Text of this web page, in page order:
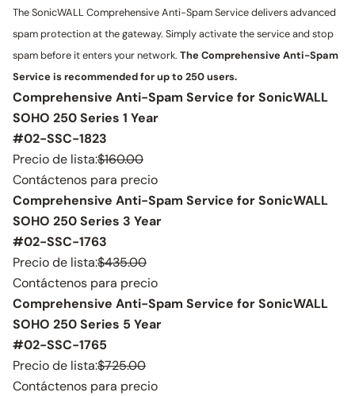
The SonicWALL Comprehensive Anti-Spam Service delivers advanced
spam protection at the gateway. Simply activate the service and stop
spam before it enters your network. The Comprehensive Anti-Spam
Service is recommended for up to 250 users.
Comprehensive Anti-Spam Service for SonicWALL
SOHO 250 Series 1 Year
#02-SSC-1823
Precio de lista:$160.00
Contáctenos para precio
Comprehensive Anti-Spam Service for SonicWALL
SOHO 250 Series 3 Year
#02-SSC-1763
Precio de lista:$435.00
Contáctenos para precio
Comprehensive Anti-Spam Service for SonicWALL
SOHO 250 Series 5 Year
#02-SSC-1765
Precio de lista:$725.00
Contáctenos para precio